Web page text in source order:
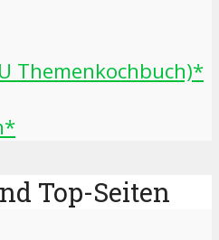
Themenkochbuch)*
Top-Seiten